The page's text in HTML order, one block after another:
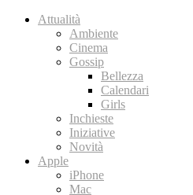
Attualità
Ambiente
Cinema
Gossip
Bellezza
Calendari
Girls
Inchieste
Iniziative
Novità
Apple
iPhone
Mac